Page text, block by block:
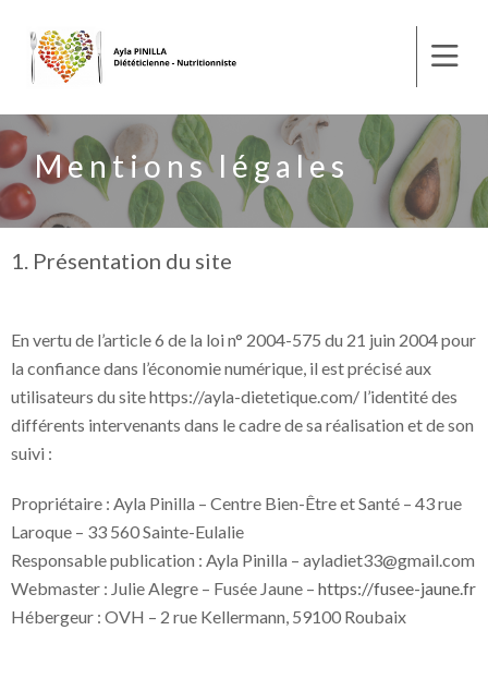
Mentions légales
1. Présentation du site
En vertu de l’article 6 de la loi n° 2004-575 du 21 juin 2004 pour
la confiance dans l’économie numérique, il est précisé aux
utilisateurs du site https://ayla-dietetique.com/ l’identité des
différents intervenants dans le cadre de sa réalisation et de son
suivi :
Propriétaire : Ayla Pinilla – Centre Bien-Être et Santé – 43 rue
Laroque – 33 560 Sainte-Eulalie
Responsable publication : Ayla Pinilla – ayladiet33@gmail.com
Webmaster : Julie Alegre – Fusée Jaune – https://fusee-jaune.fr
Hébergeur : OVH – 2 rue Kellermann, 59100 Roubaix